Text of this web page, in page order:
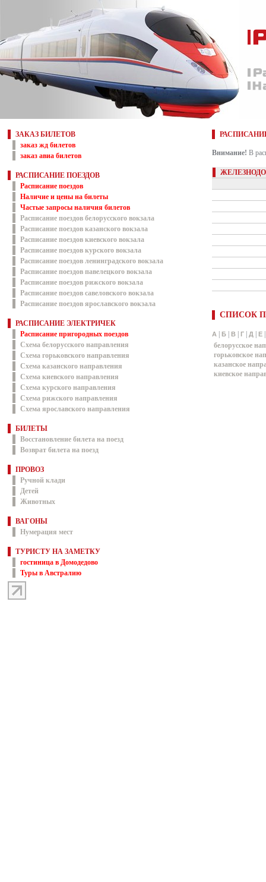
ЗАКАЗ БИЛЕТОВ
заказ жд билетов
заказ авиа билетов
РАСПИСАНИЕ ПОЕЗДОВ
Расписание поездов
Наличие и цены на билеты
Частые запросы наличия билетов
Расписание поездов белорусского вокзала
Расписание поездов казанского вокзала
Расписание поездов киевского вокзала
Расписание поездов курского вокзала
Расписание поездов ленинградского вокзала
Расписание поездов павелецкого вокзала
Расписание поездов рижского вокзала
Расписание поездов савеловского вокзала
Расписание поездов ярославского вокзала
РАСПИСАНИЕ ЭЛЕКТРИЧЕК
Расписание пригородных поездов
Схема белорусского направления
Схема горьковского направления
Схема казанского направления
Схема киевского направления
Схема курского направления
Схема рижского направления
Схема ярославского направления
БИЛЕТЫ
Восстановление билета на поезд
Возврат билета на поезд
ПРОВОЗ
Ручной клади
Детей
Животных
ВАГОНЫ
Нумерация мест
ТУРИСТУ НА ЗАМЕТКУ
гостиница в Домодедово
Туры в Австралию
Внимание! В
СПИСОК
А Б В Г Д Е
белорусское
горьковское
казанское
киевское